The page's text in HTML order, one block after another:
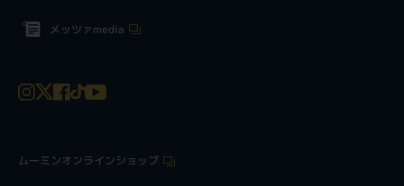
メッツァmedia
ムーミンオンラインショップ